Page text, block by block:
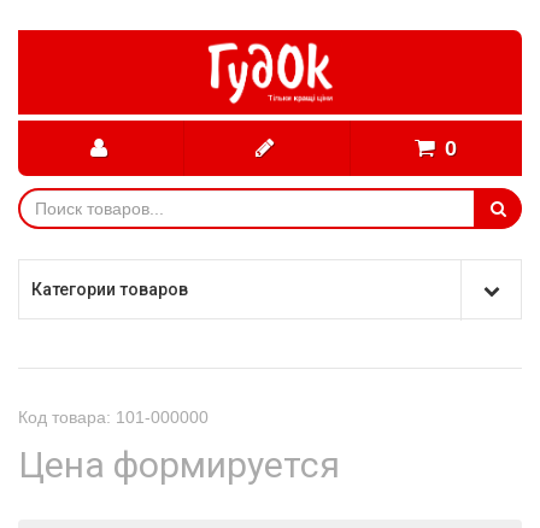
0
Категории товаров
Код товара: 101-000000
Цена формируется